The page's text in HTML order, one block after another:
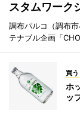
スタムワーク
調布パルコ（調布
テナブル企画「
買う
ホ
ッ